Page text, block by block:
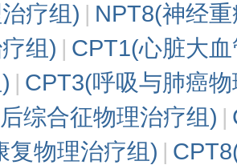
疗组) | NPT8(神经
组) | CPT1(心脏大
| CPT3(呼吸与肺癌
综合征物理治疗组) |
复物理治疗组) |